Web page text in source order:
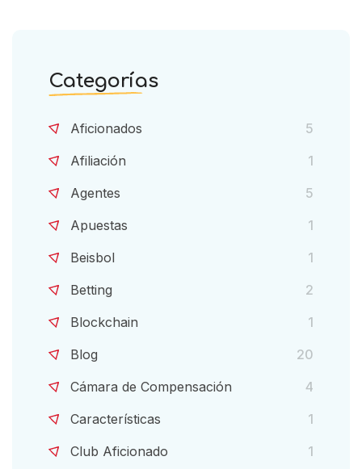
Categorías
Aficionados
5
Afiliación
1
Agentes
5
Apuestas
1
Beisbol
1
Betting
2
Blockchain
1
Blog
20
Cámara de Compensación
4
Características
1
Club Aficionado
1